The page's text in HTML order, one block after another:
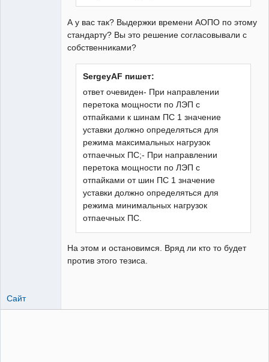
А у вас так? Выдержки времени АОПО по этому
стандарту? Вы это решение согласовывали с
собственниками?
SergeyAF пишет:
ответ очевиден- При направлении
перетока мощности по ЛЭП с
отпайками к шинам ПС 1 значение
уставки должно определяться для
режима максимальных нагрузок
отпаечных ПС;- При направлении
перетока мощности по ЛЭП с
отпайками от шин ПС 1 значение
уставки должно определяться для
режима минимальных нагрузок
отпаечных ПС.
На этом и остановимся. Вряд ли кто то будет
против этого тезиса.
Сайт